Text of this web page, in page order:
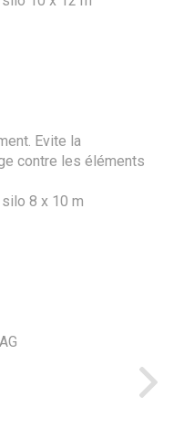
Evite la
contre les éléments
8 x 10 m